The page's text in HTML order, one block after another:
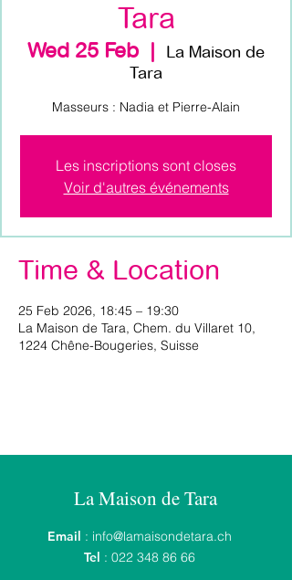
Tara
Wed 25 Feb
  |
La Maison de
Tara
Les inscriptions sont closes
Voir d'autres événements
Time & Location
25 Feb 2026, 18:45 – 19:30
La Maison de Tara, Chem. du Villaret 10,
1224 Chêne-Bougeries, Suisse
La Maison de Tara
Email : info@lamaisondetara.ch
Tel : 022 348 86 66